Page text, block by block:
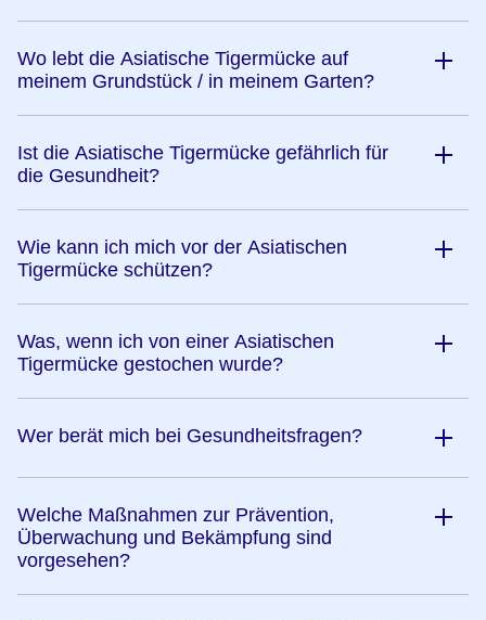
Wo lebt die Asiatische Tigermücke auf
meinem Grundstück / in meinem Garten?
Ist die Asiatische Tigermücke gefährlich für
die Gesundheit?
Wie kann ich mich vor der Asiatischen
Tigermücke schützen?
Was, wenn ich von einer Asiatischen
Tigermücke gestochen wurde?
Wer berät mich bei Gesundheitsfragen?
Welche Maßnahmen zur Prävention,
Überwachung und Bekämpfung sind
vorgesehen?